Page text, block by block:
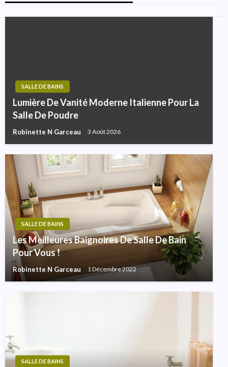
SALLE DE BAINS
Lumière De Vanité Moderne Italienne Pour La
Salle De Poudre
Robinette N Garceau 3 Août 2026
SALLE DE BAINS
Les Meilleures Baignoires De Salle De Bain
Pour Vous !
Robinette N Garceau 1 Décembre 2022
SALLE DE BAINS